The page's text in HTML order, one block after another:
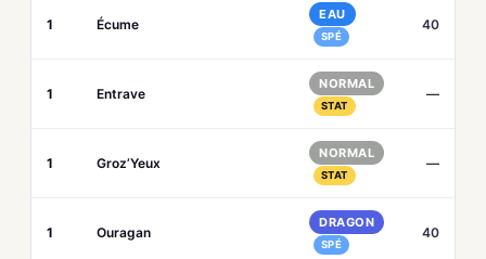
1 Écume
EAU
SPÉ
40
1 Entrave
NORMAL
STAT
—
1 Groz’Yeux
NORMAL
STAT
—
1 Ouragan
DRAGON
SPÉ
40